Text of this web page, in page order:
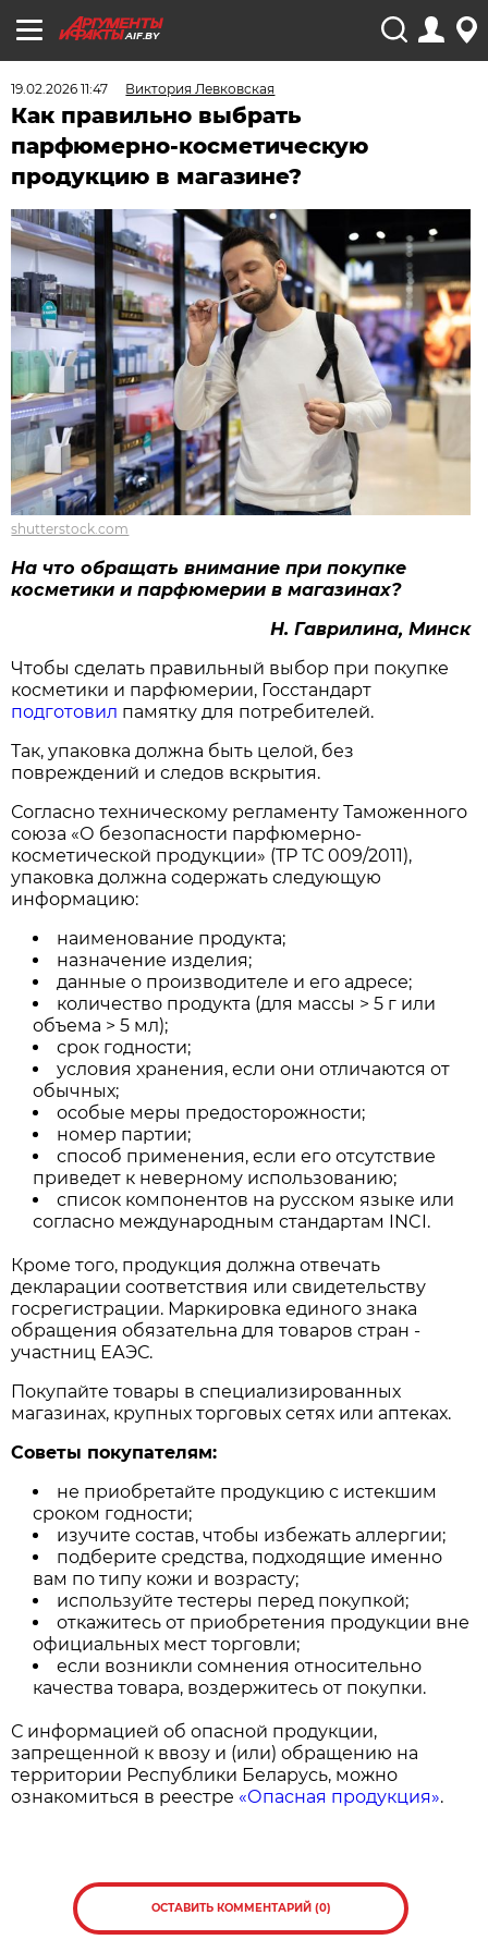
AIF.BY
19.02.2026 11:47 Виктория Левковская
Как правильно выбрать
парфюмерно-косметическую
продукцию в магазине?
shutterstock.com
На что обращать внимание при покупке
косметики и парфюмерии в магазинах?
Н. Гаврилина, Минск
Чтобы сделать правильный выбор при покупке
косметики и парфюмерии, Госстандарт
подготовил памятку для потребителей.
Так, упаковка должна быть целой, без
повреждений и следов вскрытия.
Согласно техническому регламенту Таможенного
союза «О безопасности парфюмерно-
косметической продукции» (ТР ТС 009/2011),
упаковка должна содержать следующую
информацию:
наименование продукта;
назначение изделия;
данные о производителе и его адресе;
количество продукта (для массы > 5 г или
объема > 5 мл);
срок годности;
условия хранения, если они отличаются от
обычных;
особые меры предосторожности;
номер партии;
способ применения, если его отсутствие
приведет к неверному использованию;
список компонентов на русском языке или
согласно международным стандартам INCI.
Кроме того, продукция должна отвечать
декларации соответствия или свидетельству
госрегистрации. Маркировка единого знака
обращения обязательна для товаров стран -
участниц ЕАЭС.
Покупайте товары в специализированных
магазинах, крупных торговых сетях или аптеках.
Советы покупателям:
не приобретайте продукцию с истекшим
сроком годности;
изучите состав, чтобы избежать аллергии;
подберите средства, подходящие именно
вам по типу кожи и возрасту;
используйте тестеры перед покупкой;
откажитесь от приобретения продукции вне
официальных мест торговли;
если возникли сомнения относительно
качества товара, воздержитесь от покупки.
С информацией об опасной продукции,
запрещенной к ввозу и (или) обращению на
территории Республики Беларусь, можно
ознакомиться в реестре «Опасная продукция».
ОСТАВИТЬ КОММЕНТАРИЙ (0)